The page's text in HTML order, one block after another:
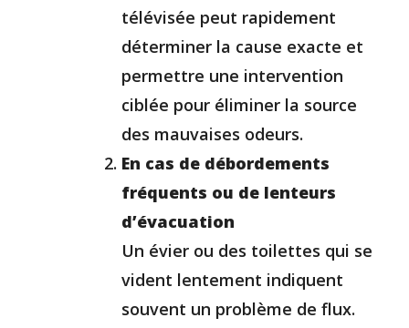
télévisée peut rapidement
déterminer la cause exacte et
permettre une intervention
ciblée pour éliminer la source
des mauvaises odeurs.
En cas de débordements
fréquents ou de lenteurs
d’évacuation
Un évier ou des toilettes qui se
vident lentement indiquent
souvent un problème de flux.